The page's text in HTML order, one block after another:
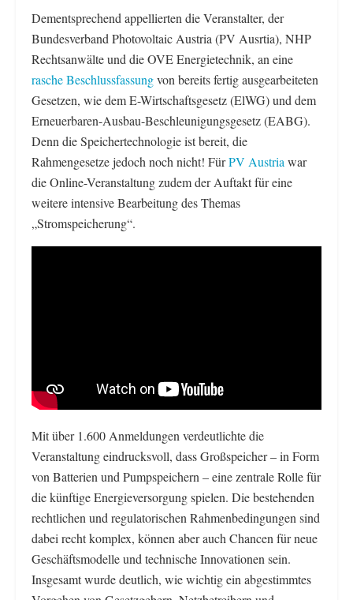
Dementsprechend appellierten die Veranstalter, der
Bundesverband Photovoltaic Austria (PV Ausrtia), NHP
Rechtsanwälte und die OVE Energietechnik, an eine
rasche Beschlussfassungvon bereits fertig ausgearbeiteten
Gesetzen, wie dem E-Wirtschaftsgesetz (ElWG) und dem
Erneuerbaren-Ausbau-Beschleunigungsgesetz (EABG).
Denn die Speichertechnologie ist bereit, die
Rahmengesetze jedoch noch nicht! FürPV Austria war
die Online-Veranstaltung zudem der Auftakt für eine
weitere intensive Bearbeitung des Themas
„Stromspeicherung“.
Mit über 1.600 Anmeldungen verdeutlichte die
Veranstaltung eindrucksvoll, dass Großspeicher – in Form
von Batterien und Pumpspeichern – eine zentrale Rolle für
die künftige Energieversorgung spielen. Die bestehenden
rechtlichen und regulatorischen Rahmenbedingungen sind
dabei recht komplex, können aber auch Chancen für neue
Geschäftsmodelle und technische Innovationen sein.
Insgesamt wurde deutlich, wie wichtig ein abgestimmtes